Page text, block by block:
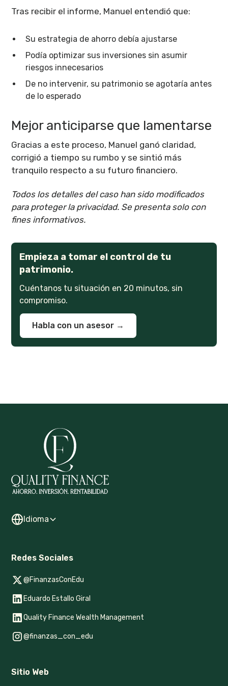
Empieza a tomar el control de tu
patrimonio.
Cuéntanos tu situación en 20 minutos, sin
compromiso.
Habla con un asesor →
Tras recibir el informe, Manuel entendió que:
Su estrategia de ahorro debía ajustarse
Podía optimizar sus inversiones sin asumir
riesgos innecesarios
De no intervenir, su patrimonio se agotaría antes
de lo esperado
Mejor anticiparse que lamentarse
Gracias a este proceso, Manuel ganó claridad,
corrigió a tiempo su rumbo y se sintió más
tranquilo respecto a su futuro financiero.
Todos los detalles del caso han sido modificados
para proteger la privacidad. Se presenta solo con
fines informativos.
Idioma
Redes Sociales
@FinanzasConEdu
Eduardo Estallo Giral
Quality Finance Wealth Management
@finanzas_con_edu
Sitio Web